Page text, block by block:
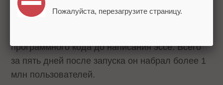
ChatGPT был анонсирован в ноябре 2022 года,
он стал популярным благодаря своим
программного кода до написания эссе. Всего
за пять дней после запуска он набрал более 1
млн пользователей.
Пожалуйста, перезагрузите страницу.